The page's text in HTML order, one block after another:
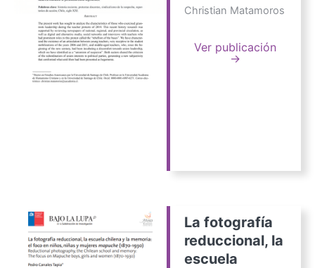
Christian Matamoros
Ver publicación
→
La fotografía
reduccional, la
escuela